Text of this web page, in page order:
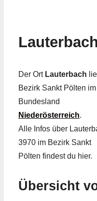
Lauterbach
Der Ort Lauterbach
Bezirk Sankt Pölten im
Bundesland
Niederösterreich.
Alle Infos über
3970 im Bezirk Sankt
Pölten findest du hier.
Übersicht